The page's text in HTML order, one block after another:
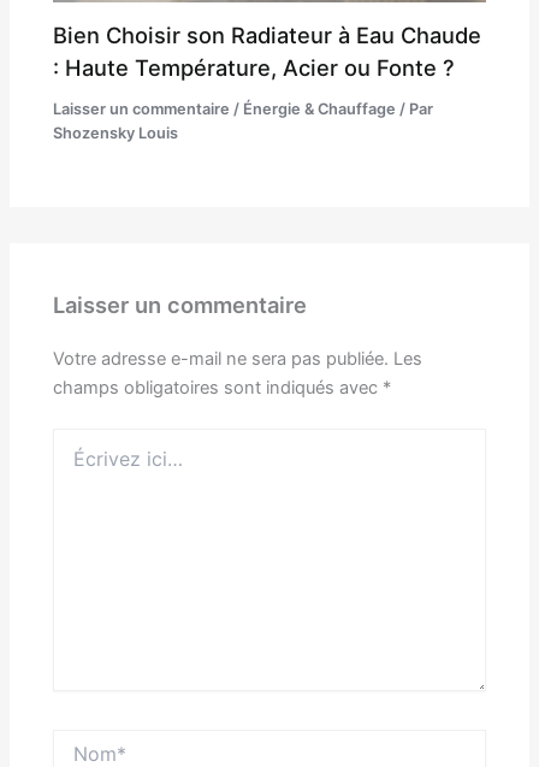
Bien Choisir son Radiateur à Eau Chaude
: Haute Température, Acier ou Fonte ?
Laisser un commentaire / Énergie & Chauffage / Par
Shozensky Louis
Laisser un commentaire
Votre adresse e-mail ne sera pas publiée. Les
champs obligatoires sont indiqués avec *
ici…